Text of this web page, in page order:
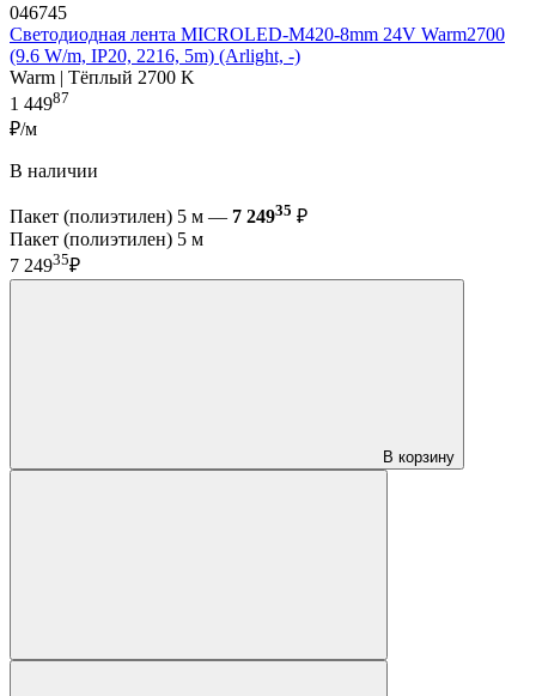
046745
Светодиодная лента MICROLED-M420-8mm 24V Warm2700
(9.6 W/m, IP20, 2216, 5m) (Arlight, -)
Warm | Тёплый 2700 K
1 44987
₽/м
В наличии
Пакет (полиэтилен) 5 м — 7 24935 ₽
Пакет (полиэтилен) 5 м
7 24935₽
В корзину